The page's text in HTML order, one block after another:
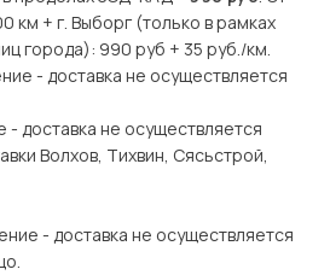
км + г. Выборг (только в рамках
города): 990 руб + 35 руб./км.
- доставка не осуществляется
- доставка не осуществляется
Волхов, Тихвин, Сясьстрой,
- доставка не осуществляется